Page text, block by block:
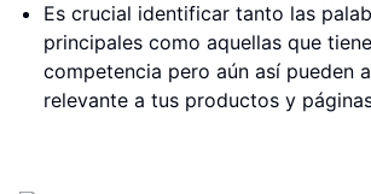
Es crucial identificar tanto las
principales como aquellas que
competencia pero aún así pueden
relevante a tus productos y